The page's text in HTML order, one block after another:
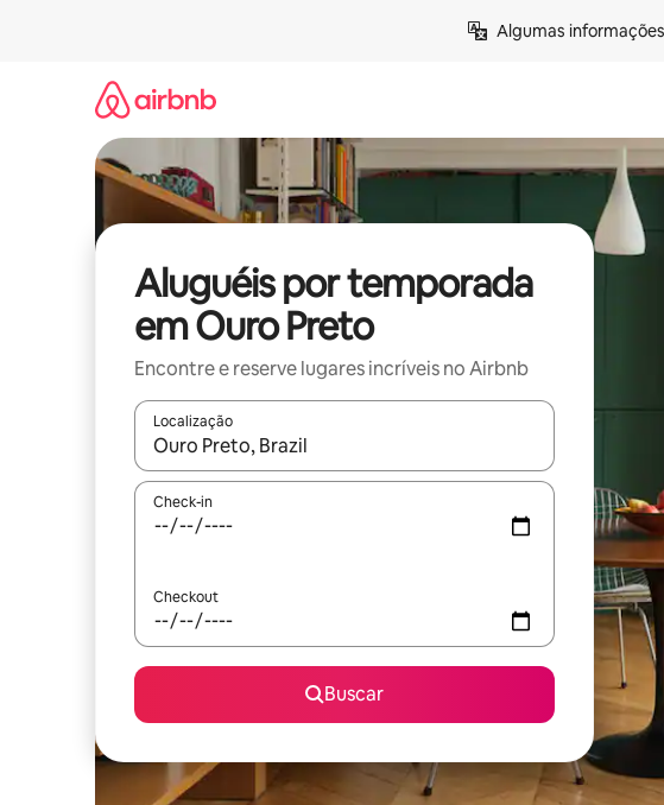
Algumas
Aluguéis por temporada
em Ouro Preto
Encontre e reserve lugares incríveis no Airbnb
Localização
Quando os resultados estiverem disponíveis, explore-os usando
Check-in
Checkout
Buscar